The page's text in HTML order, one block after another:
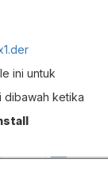
ini untuk
dibawah ketika